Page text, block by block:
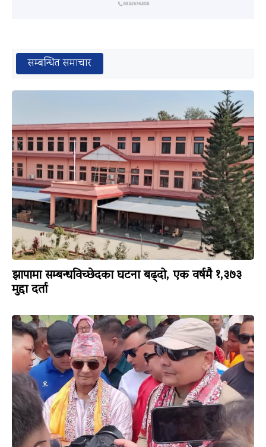
सम्बन्धित समाचार
झापामा सम्बन्धविच्छेदका घटना बढ्दो, एक वर्षमै १,३७३
मुद्दा दर्ता